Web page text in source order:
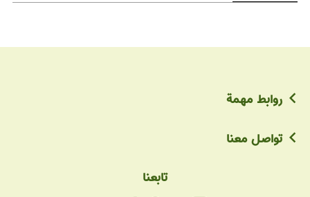
روابط مهمة
تواصل معنا
تابعنا